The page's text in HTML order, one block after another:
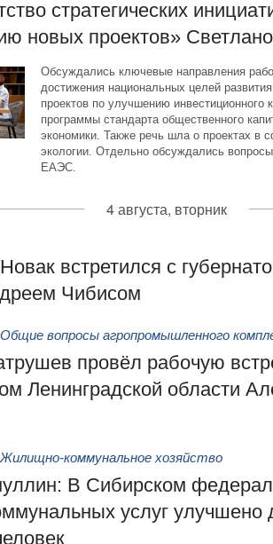
стратегических
новых проектов»
Обсуждались ключевые направления
достижения национальных целей
проектов по улучшению инвестиционного
программы стандарта общественного
экономики. Также речь шла о проектах в
экологии. Отдельно обсуждались
ЕАЭС.
4 августа, вторник
встретился с
Чибисом
Общие вопросы агропромышленного
провёл рабочую
Ленинградской области
Жилищно-коммунальное хозяйство
В Сибирском
услуг